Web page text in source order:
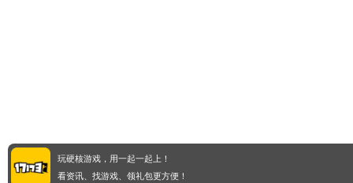
玩硬核游戏，用一起一起上！
看资讯、找游戏、领礼包更方便！